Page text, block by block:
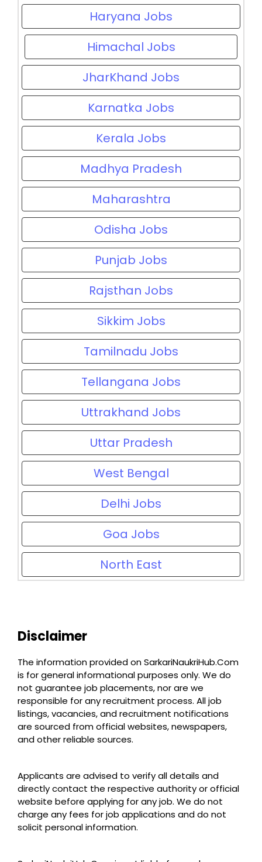
Haryana Jobs
Himachal Jobs
JharKhand Jobs
Karnatka Jobs
Kerala Jobs
Madhya Pradesh
Maharashtra
Odisha Jobs
Punjab Jobs
Rajsthan Jobs
Sikkim Jobs
Tamilnadu Jobs
Tellangana Jobs
Uttrakhand Jobs
Uttar Pradesh
West Bengal
Delhi Jobs
Goa Jobs
North East
Disclaimer
The information provided on SarkariNaukriHub.Com
is for general informational purposes only. We do
not guarantee job placements, nor are we
responsible for any recruitment process. All job
listings, vacancies, and recruitment notifications
are sourced from official websites, newspapers,
and other reliable sources.
Applicants are advised to verify all details and
directly contact the respective authority or official
website before applying for any job. We do not
charge any fees for job applications and do not
solicit personal information.